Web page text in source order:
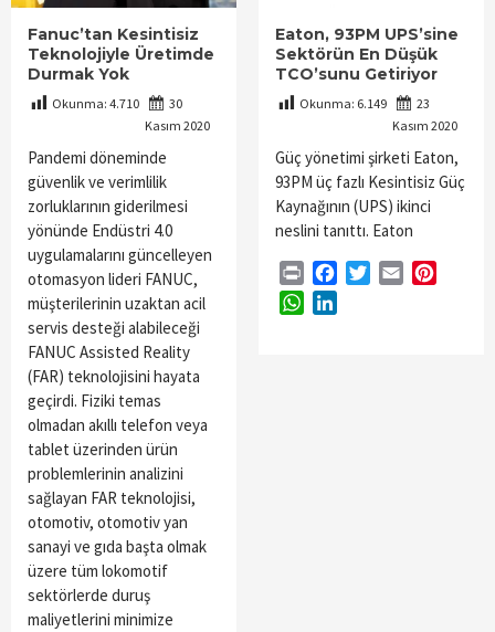
Fanuc’tan Kesintisiz
Teknolojiyle Üretimde
Durmak Yok
Okunma: 4.710
30
Kasım 2020
Pandemi döneminde
güvenlik ve verimlilik
zorluklarının giderilmesi
yönünde Endüstri 4.0
uygulamalarını güncelleyen
otomasyon lideri FANUC,
müşterilerinin uzaktan acil
servis desteği alabileceği
FANUC Assisted Reality
(FAR) teknolojisini hayata
geçirdi. Fiziki temas
olmadan akıllı telefon veya
tablet üzerinden ürün
problemlerinin analizini
sağlayan FAR teknolojisi,
otomotiv, otomotiv yan
sanayi ve gıda başta olmak
üzere tüm lokomotif
sektörlerde duruş
maliyetlerini minimize
Eaton, 93PM UPS’sine
Sektörün En Düşük
TCO’sunu Getiriyor
Okunma: 6.149
23
Kasım 2020
Güç yönetimi şirketi Eaton,
93PM üç fazlı Kesintisiz Güç
Kaynağının (UPS) ikinci
neslini tanıttı. Eaton
Print FacebookTwitterEmail
WhatsApp